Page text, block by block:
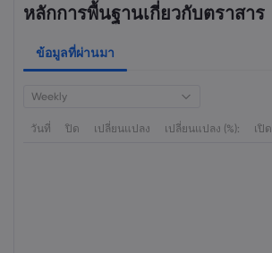
หลักการพื้นฐานเกี่ยวกับตราสาร
ข้อมูลที่ผ่านมา
Weekly
วันที่ ปิด เปลี่ยนแปลง เปลี่ยนแปลง (%): เปิด